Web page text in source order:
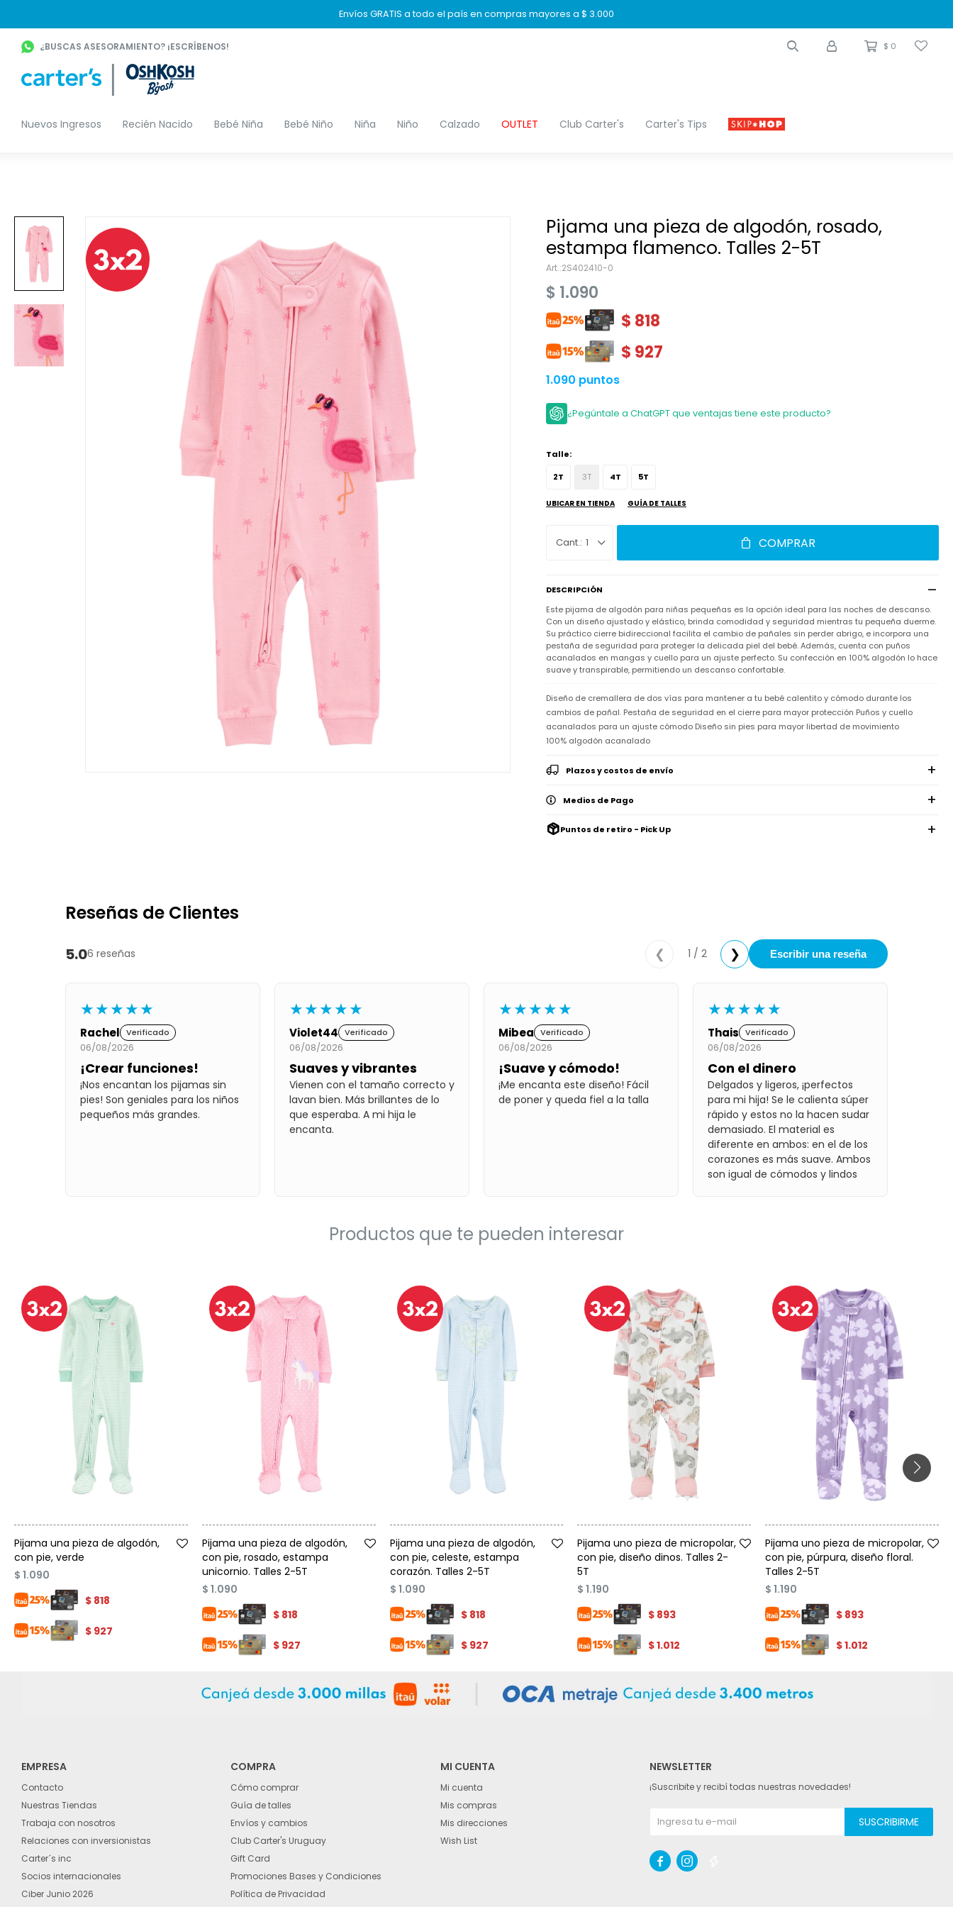
Envíos GRATIS a todo el país en compras mayores a $ 3.000
Nuevos Ingresos Recién Nacido Bebé Niña Bebé Niño Niña Niño Calzado OUTLET Club Carter's Carter's Tips
$ 0
¿BUSCAS ASESORAMIENTO? ¡ESCRÍBENOS!
Pijama una pieza de algodón, rosado,
estampa flamenco. Talles 2-5T
2S402410-0
$ 1.090
$ 818
$ 927
1.090 puntos
¿Pegúntale a ChatGPT que ventajas tiene este producto?
Talle:
2T
3T 4T 5T
UBICAR EN TIENDA GUÍA DE TALLES
1 COMPRAR
DESCRIPCIÓN
Este pijama de algodón para niñas pequeñas es la opción ideal para las noches de descanso.
Con un diseño ajustado y elástico, brinda comodidad y seguridad mientras tu pequeña duerme.
Su práctico cierre bidireccional facilita el cambio de pañales sin perder abrigo, e incorpora una
pestaña de seguridad para proteger la delicada piel del bebé. Además, cuenta con puños
acanalados en mangas y cuello para un ajuste perfecto. Su confección en 100% algodón lo hace
suave y transpirable, permitiendo un descanso confortable.
Diseño de cremallera de dos vías para mantener a tu bebé calentito y cómodo durante los
cambios de pañal. Pestaña de seguridad en el cierre para mayor protección Puños y cuello
acanalados para un ajuste cómodo Diseño sin pies para mayor libertad de movimiento
100% algodón acanalado
Plazos y costos de envío
Medios de Pago
Puntos de retiro - Pick Up
Reseñas de Clientes
5.06 reseñas ❮ 1 / 2 ❯ Escribir una reseña
★★★★★
Rachel Verificado
06/08/2026
¡Crear funciones!
¡Nos encantan los pijamas sin
pies! Son geniales para los niños
pequeños más grandes.
★★★★★
Violet44 Verificado
06/08/2026
Suaves y vibrantes
Vienen con el tamaño correcto y
lavan bien. Más brillantes de lo
que esperaba. A mi hija le
encanta.
★★★★★
Mibea Verificado
06/08/2026
¡Suave y cómodo!
¡Me encanta este diseño! Fácil
de poner y queda fiel a la talla
★★★★★
Thais Verificado
06/08/2026
Con el dinero
Delgados y ligeros, ¡perfectos
para mi hija! Se le calienta súper
rápido y estos no la hacen sudar
demasiado. El material es
diferente en ambos: en el de los
corazones es más suave. Ambos
son igual de cómodos y lindos
Productos que te pueden interesar
Pijama una pieza de algodón,
con pie, verde
$ 1.090
$ 818
$ 927
Pijama una pieza de algodón,
con pie, rosado, estampa
unicornio. Talles 2-5T
$ 1.090
$ 818
$ 927
Pijama una pieza de algodón,
con pie, celeste, estampa
corazón. Talles 2-5T
$ 1.090
$ 818
$ 927
Pijama uno pieza de micropolar,
con pie, diseño dinos. Talles 2-
5T
$ 1.190
$ 893
$1.012
Pijama uno pieza de micropolar,
con pie, púrpura, diseño floral.
Talles 2-5T
$ 1.190
$ 893
$1.012
EMPRESA
Contacto
Nuestras Tiendas
Trabaja con nosotros
Relaciones con inversionistas
Carter´s inc
Socios internacionales
Ciber Junio 2026
COMPRA
Cómo comprar
Guía de talles
Envíos y cambios
Club Carter's Uruguay
Gift Card
Promociones Bases y Condiciones
Política de Privacidad
MI CUENTA
Mi cuenta
Mis compras
Mis direcciones
Wish List
NEWSLETTER
¡Suscribite y recibí todas nuestras novedades!
SUSCRIBIRME
 